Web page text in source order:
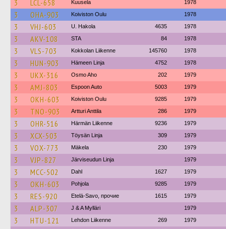
3 LCL-658 Kuusela 1978
3 OHA-903 Koiviston Oulu 1978
3 VHJ-603 U. Hakola 4635 1978
3 AKV-108 STA 84 1978
3 VLS-703 Kokkolan Liikenne 145760 1978
3 HUN-903 Hämeen Linja 4752 1978
3 UKX-316 Osmo Aho 202 1979
3 AMJ-803 Espoon Auto 5003 1979
3 OKH-603 Koiviston Oulu 9285 1979
3 TNO-903 Artturi Anttila 286 1979
3 OHR-516 Härmän Liikenne 9236 1979
3 XCX-503 Töysän Linja 309 1979
3 VOX-773 Mäkela 230 1979
3 VJP-827 Järviseudun Linja 1979
3 MCC-502 Dahl 1627 1979
3 OKH-603 Pohjola 9285 1979
3 RES-920 Etelä-Savo, прочие 1615 1979
3 ALP-307 J & A Mylläri 1979
3 HTU-121 Lehdon Liikenne 269 1979